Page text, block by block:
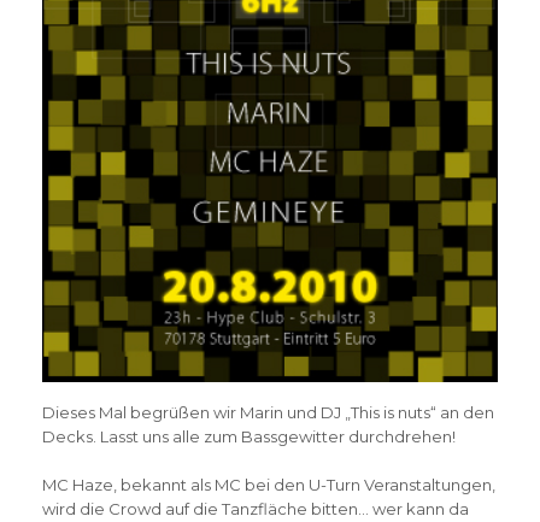
Dieses Mal begrüßen wir Marin und DJ „This is nuts“ an den
Decks. Lasst uns alle zum Bassgewitter durchdrehen!
MC Haze, bekannt als MC bei den U-Turn Veranstaltungen,
wird die Crowd auf die Tanzfläche bitten… wer kann da